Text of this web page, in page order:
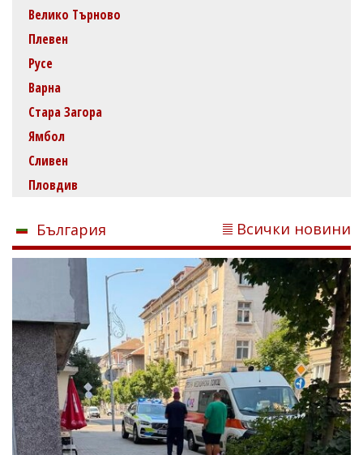
Велико Търново
Плевен
Русе
Варна
Стара Загора
Ямбол
Сливен
Пловдив
България Всички новини